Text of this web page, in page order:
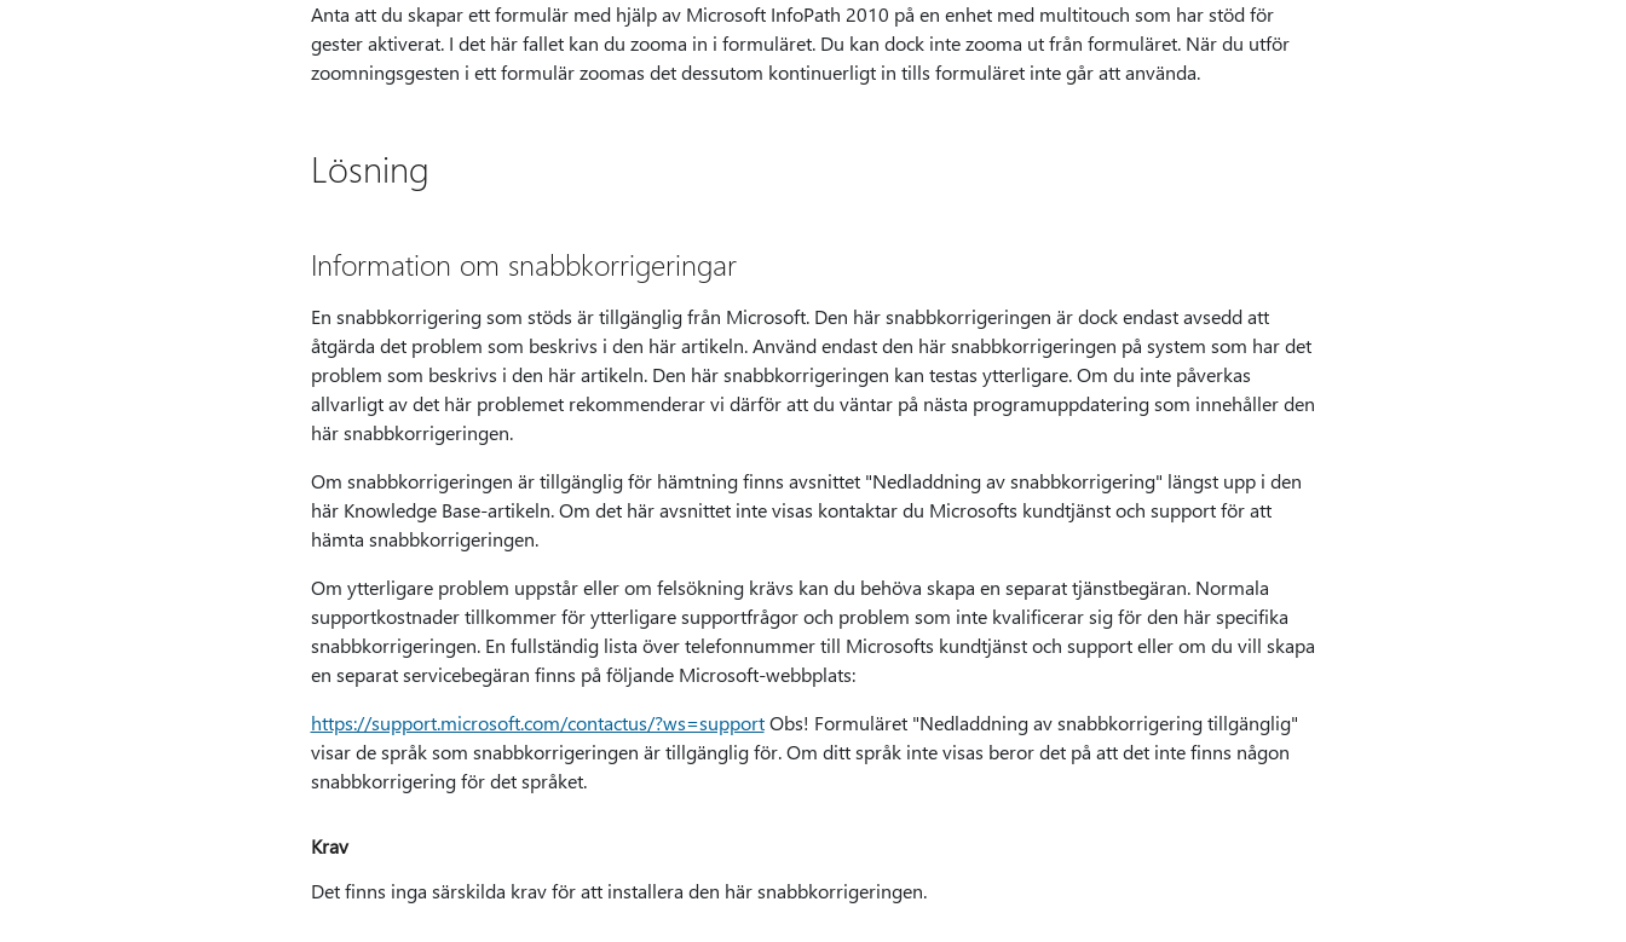
Anta att du skapar ett formulär med hjälp av Microsoft InfoPath 2010 på en enhet med multitouch som har stöd för
gester aktiverat. I det här fallet kan du zooma in i formuläret. Du kan dock inte zooma ut från formuläret. När du utför
zoomningsgesten i ett formulär zoomas det dessutom kontinuerligt in tills formuläret inte går att använda.
Lösning
Information om snabbkorrigeringar
En snabbkorrigering som stöds är tillgänglig från Microsoft. Den här snabbkorrigeringen är dock endast avsedd att
åtgärda det problem som beskrivs i den här artikeln. Använd endast den här snabbkorrigeringen på system som har det
problem som beskrivs i den här artikeln. Den här snabbkorrigeringen kan testas ytterligare. Om du inte påverkas
allvarligt av det här problemet rekommenderar vi därför att du väntar på nästa programuppdatering som innehåller den
här snabbkorrigeringen.
Om snabbkorrigeringen är tillgänglig för hämtning finns avsnittet "Nedladdning av snabbkorrigering" längst upp i den
här Knowledge Base-artikeln. Om det här avsnittet inte visas kontaktar du Microsofts kundtjänst och support för att
hämta snabbkorrigeringen.
Om ytterligare problem uppstår eller om felsökning krävs kan du behöva skapa en separat tjänstbegäran. Normala
supportkostnader tillkommer för ytterligare supportfrågor och problem som inte kvalificerar sig för den här specifika
snabbkorrigeringen. En fullständig lista över telefonnummer till Microsofts kundtjänst och support eller om du vill skapa
en separat servicebegäran finns på följande Microsoft-webbplats:
https://support.microsoft.com/contactus/?ws=supportObs! Formuläret "Nedladdning av snabbkorrigering tillgänglig"
visar de språk som snabbkorrigeringen är tillgänglig för. Om ditt språk inte visas beror det på att det inte finns någon
snabbkorrigering för det språket.
Krav
Det finns inga särskilda krav för att installera den här snabbkorrigeringen.